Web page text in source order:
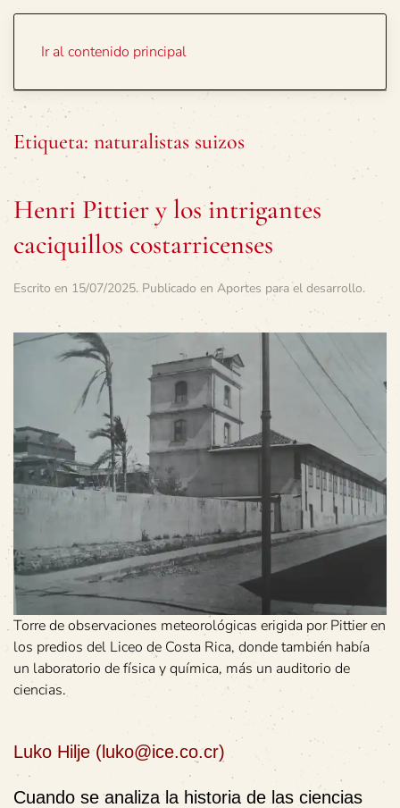
Ir al contenido principal
Etiqueta: naturalistas suizos
Henri Pittier y los intrigantes
caciquillos costarricenses
Escrito en 15/07/2025. Publicado en Aportes para el desarrollo.
Torre de observaciones meteorológicas erigida por Pittier en
los predios del Liceo de Costa Rica, donde también había
un laboratorio de física y química, más un auditorio de
ciencias.
Luko Hilje (luko@ice.co.cr)
Cuando se analiza la historia de las ciencias